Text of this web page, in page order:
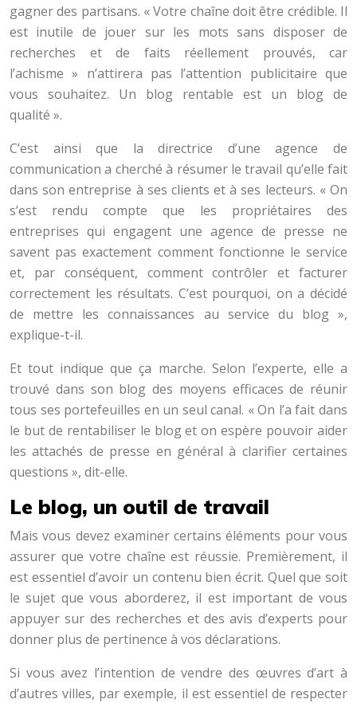
gagner des partisans. « Votre chaîne doit être crédible. Il
est inutile de jouer sur les mots sans disposer de
recherches et de faits réellement prouvés, car
l’achisme » n’attirera pas l’attention publicitaire que
vous souhaitez. Un blog rentable est un blog de
qualité ».
C’est ainsi que la directrice d’une agence de
communication a cherché à résumer le travail qu’elle fait
dans son entreprise à ses clients et à ses lecteurs. « On
s’est rendu compte que les propriétaires des
entreprises qui engagent une agence de presse ne
savent pas exactement comment fonctionne le service
et, par conséquent, comment contrôler et facturer
correctement les résultats. C’est pourquoi, on a décidé
de mettre les connaissances au service du blog »,
explique-t-il.
Et tout indique que ça marche. Selon l’experte, elle a
trouvé dans son blog des moyens efficaces de réunir
tous ses portefeuilles en un seul canal. « On l’a fait dans
le but de rentabiliser le blog et on espère pouvoir aider
les attachés de presse en général à clarifier certaines
questions », dit-elle.
Le blog, un outil de travail
Mais vous devez examiner certains éléments pour vous
assurer que votre chaîne est réussie. Premièrement, il
est essentiel d’avoir un contenu bien écrit. Quel que soit
le sujet que vous aborderez, il est important de vous
appuyer sur des recherches et des avis d’experts pour
donner plus de pertinence à vos déclarations.
Si vous avez l’intention de vendre des œuvres d’art à
d’autres villes, par exemple, il est essentiel de respecter